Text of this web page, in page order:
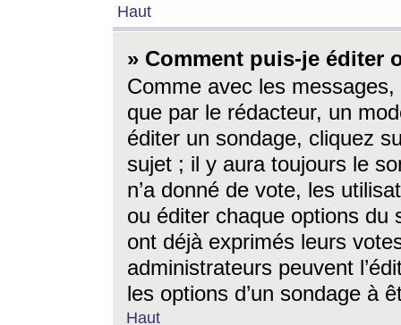
Haut
» Comment puis-je éditer
Comme avec les
que par le rédacteur, un
éditer un sondage, cliquez
sujet ; il y aura toujours le
n’a donné de vote, les
ou éditer chaque options du
ont déjà exprimés leurs
administrateurs peuvent
les options d’un sondage à
Haut